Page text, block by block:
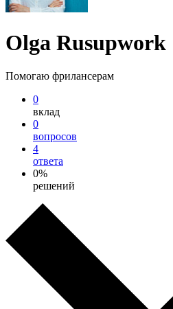
Olga Rusupwork
Помогаю фрилансерам
0
вклад
0
вопросов
4
ответа
0%
решений